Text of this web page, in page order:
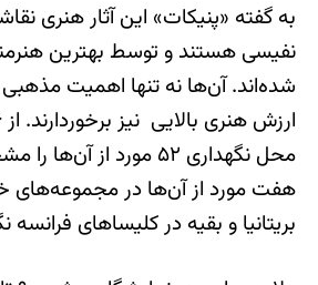
به گفته «پنیکات»‌ این آثار هنری
نفیسی هستند و توسط بهترین
شده‌اند. آن‌ها نه تنها اهمیت مذهبی
محل نگهداری ۵۲ مورد از
هفت مورد از آن‌ها در مجموعه‌های
بریتانیا و بقیه در کلیساهای